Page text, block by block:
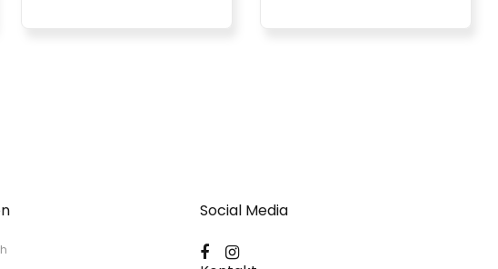
Social Media